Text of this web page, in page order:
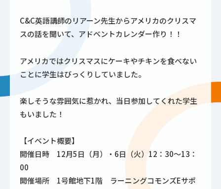
C&C英語講師のリアーン先生からアメリカのクリスマ
スの話を聞いて、アドベントカレンダー作り！！
アメリカではクリスマスにケーキやチキンを食べない
ことに学生はびっくりしていました。
楽しそうな雰囲気に惹かれ、当日参加してくれた学生
もいました！
【イベント概要】
開催日時 12月5日（月）・6日（火）12：30～13：
00
開催場所 1号館地下1階 ラーニングコモンズEサポ